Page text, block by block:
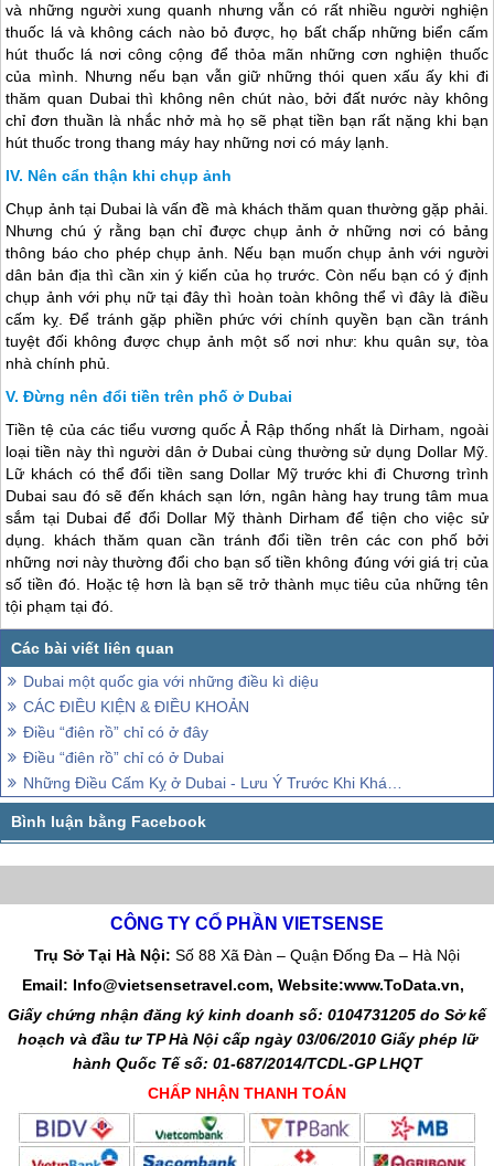
và những người xung quanh nhưng vẫn có rất nhiều người nghiện
thuốc lá và không cách nào bỏ được, họ bất chấp những biển cấm
hút thuốc lá nơi công cộng để thỏa mãn những cơn nghiện thuốc
của mình. Nhưng nếu bạn vẫn giữ những thói quen xấu ấy khi đi
thăm quan Dubaithì không nên chút nào, bởi đất nước này không
chỉ đơn thuần là nhắc nhở mà họ sẽ phạt tiền bạn rất nặng khi bạn
hút thuốc trong thang máy hay những nơi có máy lạnh.
Nên cẩn thận khi chụp ảnh
Chụp ảnh tại Dubailà vấn đề mà khách thăm quan thường gặp phải.
Nhưng chú ý rằng bạn chỉ được chụp ảnh ở những nơi có bảng
thông báo cho phép chụp ảnh. Nếu bạn muốn chụp ảnh với người
dân bản địa thì cần xin ý kiến của họ trước. Còn nếu bạn có ý định
chụp ảnh với phụ nữ tại đây thì hoàn toàn không thể vì đây là điều
cấm kỵ. Để tránh gặp phiền phức với chính quyền bạn cần tránh
tuyệt đối không được chụp ảnh một số nơi như: khu quân sự, tòa
nhà chính phủ.
Đừng nên đổi tiền trên phố ở Dubai
Tiền tệ của các tiểu vương quốc Ả Rập thống nhất là Dirham, ngoài
loại tiền này thì người dân ở Dubai cùng thường sử dụng Dollar Mỹ.
Lữ khách có thể đổi tiền sang Dollar Mỹ trước khi đi Chương trình
Dubai sau đó sẽ đến khách sạn lớn, ngân hàng hay trung tâm mua
sắm tại Dubai để đổi Dollar Mỹ thành Dirham để tiện cho việc sử
dụng. khách thăm quan cần tránh đổi tiền trên các con phố bởi
những nơi này thường đổi cho bạn số tiền không đúng với giá trị của
số tiền đó. Hoặc tệ hơn là bạn sẽ trở thành mục tiêu của những tên
tội phạm tại đó.
Dubai một quốc gia với những điều kì diệu
CÁC ĐIỀU KIỆN & ĐIỀU KHOẢN
Điều “điên rồ” chỉ có ở đây
Điều “điên rồ” chỉ có ở Dubai
Những Điều Cấm Kỵ ở Dubai - Lưu Ý Trước Khi Khám Phá Thành Phố Xa Xỉ
CÔNG TY CỔ PHẦN VIETSENSE
Trụ Sở Tại Hà Nội: Số 88 Xã Đàn – Quận Đống Đa – Hà Nội
Email: Info@vietsensetravel.com, Website:www.ToData.vn,
Giấy chứng nhận đăng ký kinh doanh số: 0104731205 do Sở kế
hoạch và đầu tư TP Hà Nội cấp ngày 03/06/2010 Giấy phép lữ
hành Quốc Tế số: 01-687/2014/TCDL-GP LHQT
CHẤP NHẬN THANH TOÁN